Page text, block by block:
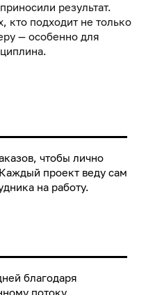
результат.
кто подходит не только
— особенно для
чтобы лично
проект веду сам
на работу.
благодаря
потоку